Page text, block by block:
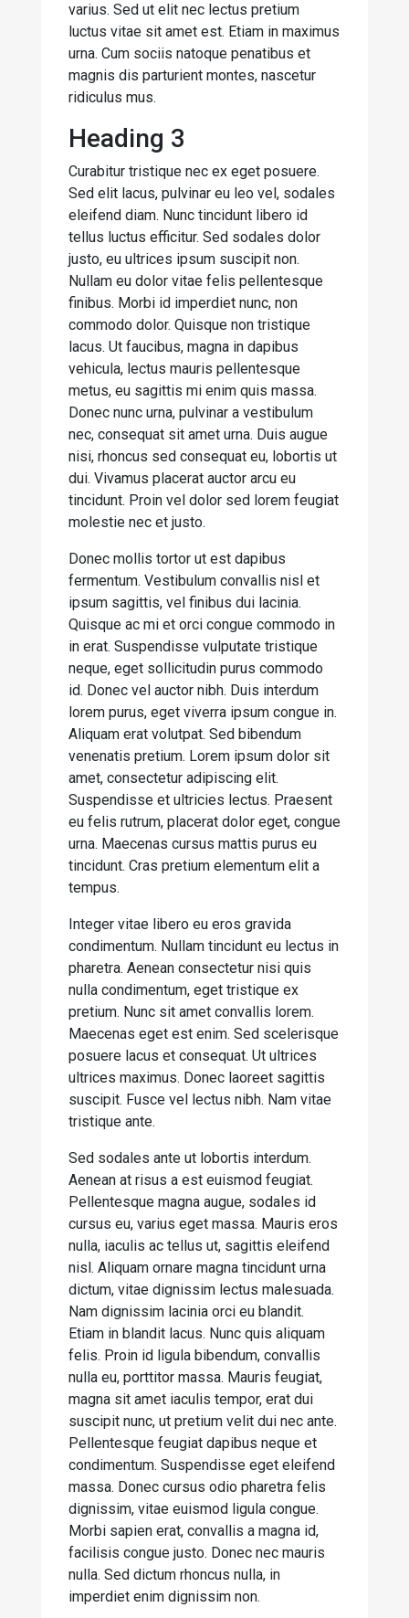
varius. Sed ut elit nec lectus pretium
luctus vitae sit amet est. Etiam in maximus
urna. Cum sociis natoque penatibus et
magnis dis parturient montes, nascetur
ridiculus mus.
Heading 3
Curabitur tristique nec ex eget posuere.
Sed elit lacus, pulvinar eu leo vel, sodales
eleifend diam. Nunc tincidunt libero id
tellus luctus efficitur. Sed sodales dolor
justo, eu ultrices ipsum suscipit non.
Nullam eu dolor vitae felis pellentesque
finibus. Morbi id imperdiet nunc, non
commodo dolor. Quisque non tristique
lacus. Ut faucibus, magna in dapibus
vehicula, lectus mauris pellentesque
metus, eu sagittis mi enim quis massa.
Donec nunc urna, pulvinar a vestibulum
nec, consequat sit amet urna. Duis augue
nisi, rhoncus sed consequat eu, lobortis ut
dui. Vivamus placerat auctor arcu eu
tincidunt. Proin vel dolor sed lorem feugiat
molestie nec et justo.
Donec mollis tortor ut est dapibus
fermentum. Vestibulum convallis nisl et
ipsum sagittis, vel finibus dui lacinia.
Quisque ac mi et orci congue commodo in
in erat. Suspendisse vulputate tristique
neque, eget sollicitudin purus commodo
id. Donec vel auctor nibh. Duis interdum
lorem purus, eget viverra ipsum congue in.
Aliquam erat volutpat. Sed bibendum
venenatis pretium. Lorem ipsum dolor sit
amet, consectetur adipiscing elit.
Suspendisse et ultricies lectus. Praesent
eu felis rutrum, placerat dolor eget, congue
urna. Maecenas cursus mattis purus eu
tincidunt. Cras pretium elementum elit a
tempus.
Integer vitae libero eu eros gravida
condimentum. Nullam tincidunt eu lectus in
pharetra. Aenean consectetur nisi quis
nulla condimentum, eget tristique ex
pretium. Nunc sit amet convallis lorem.
Maecenas eget est enim. Sed scelerisque
posuere lacus et consequat. Ut ultrices
ultrices maximus. Donec laoreet sagittis
suscipit. Fusce vel lectus nibh. Nam vitae
tristique ante.
Sed sodales ante ut lobortis interdum.
Aenean at risus a est euismod feugiat.
Pellentesque magna augue, sodales id
cursus eu, varius eget massa. Mauris eros
nulla, iaculis ac tellus ut, sagittis eleifend
nisl. Aliquam ornare magna tincidunt urna
dictum, vitae dignissim lectus malesuada.
Nam dignissim lacinia orci eu blandit.
Etiam in blandit lacus. Nunc quis aliquam
felis. Proin id ligula bibendum, convallis
nulla eu, porttitor massa. Mauris feugiat,
magna sit amet iaculis tempor, erat dui
suscipit nunc, ut pretium velit dui nec ante.
Pellentesque feugiat dapibus neque et
condimentum. Suspendisse eget eleifend
massa. Donec cursus odio pharetra felis
dignissim, vitae euismod ligula congue.
Morbi sapien erat, convallis a magna id,
facilisis congue justo. Donec nec mauris
nulla. Sed dictum rhoncus nulla, in
imperdiet enim dignissim non.